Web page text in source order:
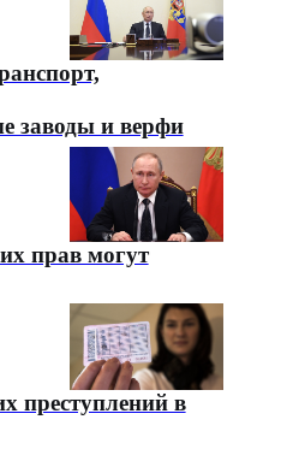
заводы и верфи
прав могут
преступлений в